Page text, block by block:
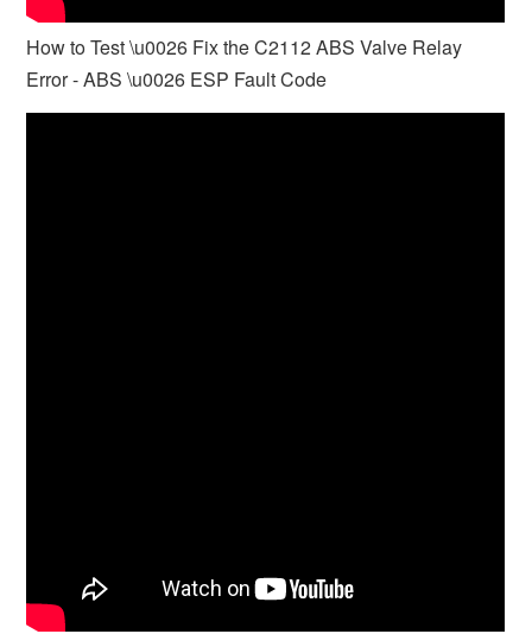
How to Test \u0026 Fix the C2112 ABS Valve Relay
Error - ABS \u0026 ESP Fault Code